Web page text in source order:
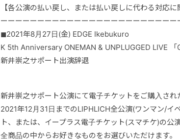
【各公演の払い戻し、または払い戻しに代わる対応
ーーーーーーーーーーーーーーーーーーーーーーー
◼︎2021年8月27日(金) EDGE Ikebukuro
K 5th Anniversary ONEMAN & UNPLUGGED LIVE
新井崇之サポート出演辞退
新井崇之サポート公演にて電子チケットをご購入され
2021年12月31日までのLIPHLICH全公演(ワンマン/イ
ト、または、イープラス電子チケット(スマチケ)の公
全商品の中からお好きなものをお選びいただけます。